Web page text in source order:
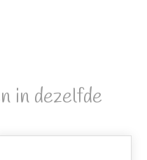
in dezelfde